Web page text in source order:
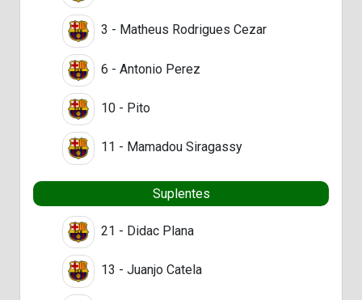
3 - Matheus Rodrigues Cezar
6 - Antonio Perez
10 - Pito
11 - Mamadou Siragassy
Suplentes
21 - Didac Plana
13 - Juanjo Catela